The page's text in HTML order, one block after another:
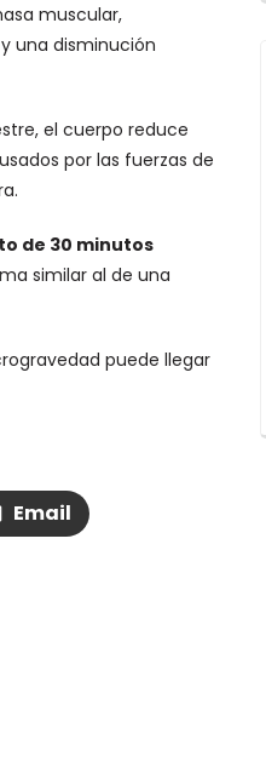
muscular,
una disminución
el cuerpo reduce
por las fuerzas de
de 30 minutos
similar al de una
puede llegar
Email